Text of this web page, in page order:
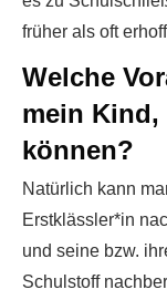
früher als oft
Welche
mein Kind,
können?
Natürlich kann
Erstklässler*in
und seine bzw.
Schulstoff